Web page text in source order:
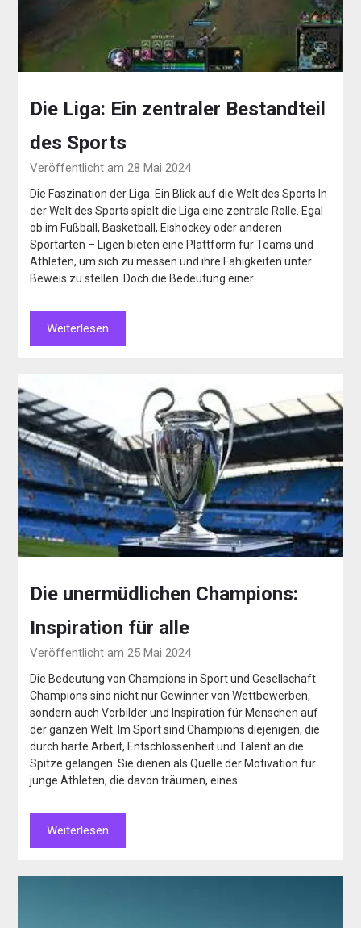
Die Liga: Ein zentraler Bestandteil
des Sports
Veröffentlicht am 28 Mai 2024
Die Faszination der Liga: Ein Blick auf die Welt des Sports In
der Welt des Sports spielt die Liga eine zentrale Rolle. Egal
ob im Fußball, Basketball, Eishockey oder anderen
Sportarten – Ligen bieten eine Plattform für Teams und
Athleten, um sich zu messen und ihre Fähigkeiten unter
Beweis zu stellen. Doch die Bedeutung einer…
Weiterlesen
Die unermüdlichen Champions:
Inspiration für alle
Veröffentlicht am 25 Mai 2024
Die Bedeutung von Champions in Sport und Gesellschaft
Champions sind nicht nur Gewinner von Wettbewerben,
sondern auch Vorbilder und Inspiration für Menschen auf
der ganzen Welt. Im Sport sind Champions diejenigen, die
durch harte Arbeit, Entschlossenheit und Talent an die
Spitze gelangen. Sie dienen als Quelle der Motivation für
junge Athleten, die davon träumen, eines…
Weiterlesen